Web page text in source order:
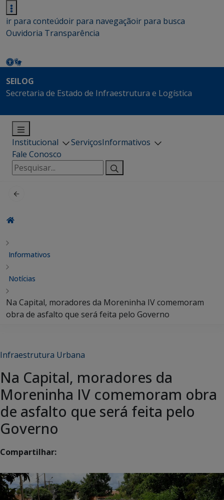
ir para conteúdoir para navegaçãoir para busca
Ouvidoria Transparência
SEILOG
Secretaria de Estado de Infraestrutura e Logística
Institucional ServiçosInformativos
Fale Conosco
Pesquisar
por:
Informativos
Notícias
Na Capital, moradores da Moreninha IV comemoram
obra de asfalto que será feita pelo Governo
Infraestrutura Urbana
Na Capital, moradores da
Moreninha IV comemoram obra
de asfalto que será feita pelo
Governo
Compartilhar: